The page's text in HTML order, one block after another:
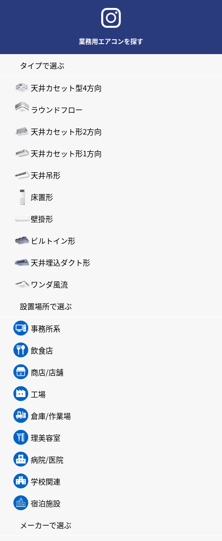
業務用エアコンを探す
タイプで選ぶ
天井カセット型4方向
ラウンドフロー
天井カセット形2方向
天井カセット形1方向
天井吊形
床置形
壁掛形
ビルトイン形
天井埋込ダクト形
ワンダ風流
設置場所で選ぶ
事務所系
飲食店
商店/店舗
工場
倉庫/作業場
理美容室
病院/医院
学校関連
宿泊施設
メーカーで選ぶ